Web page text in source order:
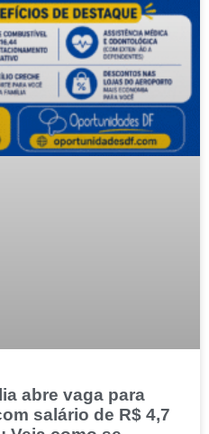
abre vaga para
salário de R$ 4,7